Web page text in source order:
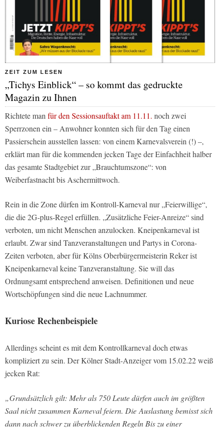
ZEIT ZUM LESEN
„Tichys Einblick“ – so kommt das gedruckte
Magazin zu Ihnen
Richtete man für den Sessionsauftakt am 11.11. noch zwei
Sperrzonen ein – Anwohner konnten sich für den Tag einen
Passierschein ausstellen lassen: von einem Karnevalsverein (!) –,
erklärt man für die kommenden jecken Tage der Einfachheit halber
das gesamte Stadtgebiet zur „Brauchtumszone“: von
Weiberfastnacht bis Aschermittwoch.
Rein in die Zone dürfen im Kontroll-Karneval nur „Feierwillige“,
die die 2G-plus-Regel erfüllen. „Zusätzliche Feier-Anreize“ sind
verboten, um nicht Menschen anzulocken. Kneipenkarneval ist
erlaubt. Zwar sind Tanzveranstaltungen und Partys in Corona-
Zeiten verboten, aber für Kölns Oberbürgermeisterin Reker ist
Kneipenkarneval keine Tanzveranstaltung. Sie will das
Ordnungsamt entsprechend anweisen. Definitionen und neue
Wortschöpfungen sind die neue Lachnummer.
Kuriose Rechenbeispiele
Allerdings scheint es mit dem Kontrollkarneval doch etwas
kompliziert zu sein. Der Kölner Stadt-Anzeiger vom 15.02.22 weiß
jecken Rat:
„Grundsätzlich gilt: Mehr als 750 Leute dürfen auch im größten
Saal nicht zusammen Karneval feiern. Die Auslastung bemisst sich
dann nach schwer zu überblickenden Regeln Bis zu einer